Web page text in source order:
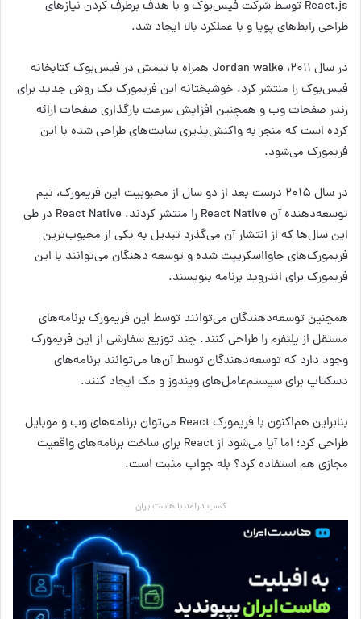
React.js توسط شرکت فیس‌بوک و با هدف برطرف کردن نیازهای
طراحی رابط‌های پویا و با عملکرد بالا ایجاد شد.
در سال ۲۰۱۱، Jordan walke همراه با تیمش در فیس‌بوک کتابخانه
فیس‌بوک را منتشر کرد. خوشبختانه این فریمورک یک روش جدید برای
رندر صفحات وب و همچنین افزایش سرعت بارگذاری صفحات ارائه
کرده است که منجر به واکنش‌پذیری سایت‌های طراحی شده با این
فریمورک می‌شود.
در سال ۲۰۱۵ درست بعد از دو سال از محبوبیت این فریمورک، تیم
توسعه‌دهنده آن React Native را منتشر کردند. React Native در طی
این سال‌ها که از انتشار آن می‌گذرد تبدیل به یکی از محبوب‌ترین
فریمورک‌های جاوااسکریپت شده و توسعه دهنگان می‌توانند با این
فریمورک برای اندروید برنامه بنویسند.
همچنین توسعه‌دهندگان می‌توانند توسط این فریمورک برنامه‌های
مستقل از پلتفرم را طراحی کنند. چند توزیع سفارشی از این فریمورک
وجود دارد که توسعه‌دهندگان توسط آن‌ها می‌توانند برنامه‌های
دسکتاپ برای سیستم‌عامل‌های ویندوز و مک ایجاد کنند.
بنابراین هم‌اکنون با فریمورک React می‌توان برنامه‌های وب و موبایل
طراحی کرد؛ اما آیا می‌شود از React برای ساخت برنامه‌های واقعیت
مجازی هم استفاده کرد؟ بله جواب مثبت است.
کسب درآمد با هاست‌ایران